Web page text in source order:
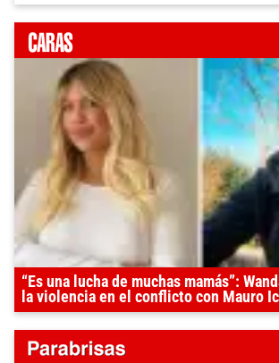
“Es una lucha de muchas mamás”:
la violencia en el conflicto con Mauro